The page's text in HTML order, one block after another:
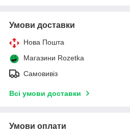
Умови доставки
Нова Пошта
Магазини Rozetka
Самовивіз
Всі умови доставки
Умови оплати